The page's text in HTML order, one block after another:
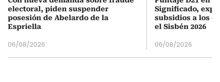
electoral, piden suspender
posesión de Abelardo de la
Espriella
06/08/2026
Significado,
subsidios a los
el Sisbén 2026
06/08/2026